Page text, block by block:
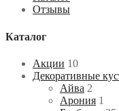
Отзывы
Каталог
Акции 10
Декоративные
Айва 2
Арония 1